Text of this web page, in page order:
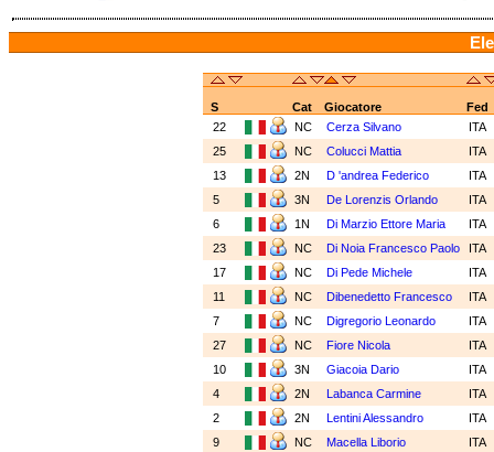
S Cat Giocatore
Fed
22
NC Cerza Silvano
ITA
25
NC Colucci Mattia
ITA
13
2N D 'andrea Federico
ITA
5
3N De Lorenzis Orlando
ITA
6
1N Di Marzio Ettore Maria
ITA
23
NC Di Noia Francesco Paolo
ITA
17
NC Di Pede Michele
ITA
11
NC Dibenedetto Francesco
ITA
7
NC Digregorio Leonardo
ITA
27
NC Fiore Nicola
ITA
10
3N Giacoia Dario
ITA
4
2N Labanca Carmine
ITA
2
2N Lentini Alessandro
ITA
9
NC Macella Liborio
ITA